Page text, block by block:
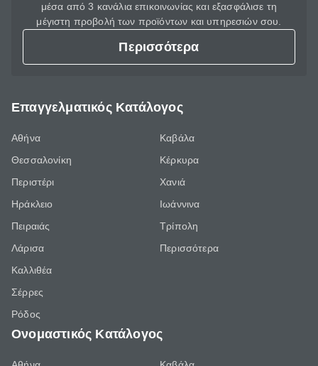
μέσα από 3 κανάλια επικοινωνίας και εξασφάλισε τη
μέγιστη προβολή των προϊόντων και υπηρεσιών σου.
Περισσότερα
Επαγγελματικός Κατάλογος
Αθήνα
Θεσσαλονίκη
Περιστέρι
Ηράκλειο
Πειραιάς
Λάρισα
Καλλιθέα
Σέρρες
Ρόδος
Καβάλα
Κέρκυρα
Χανιά
Ιωάννινα
Τρίπολη
Περισσότερα
Ονομαστικός Κατάλογος